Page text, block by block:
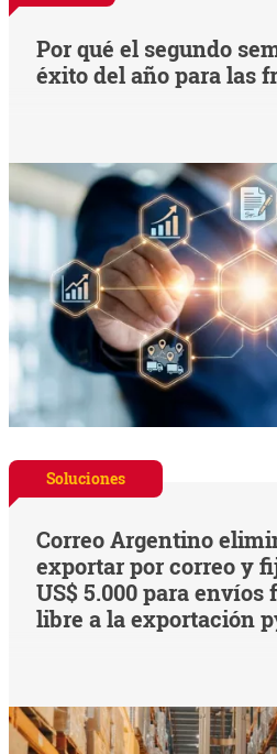
Por qué el segundo
éxito del año para las
Soluciones
Correo Argentino
exportar por correo y
US$ 5.000 para
libre a la exportación